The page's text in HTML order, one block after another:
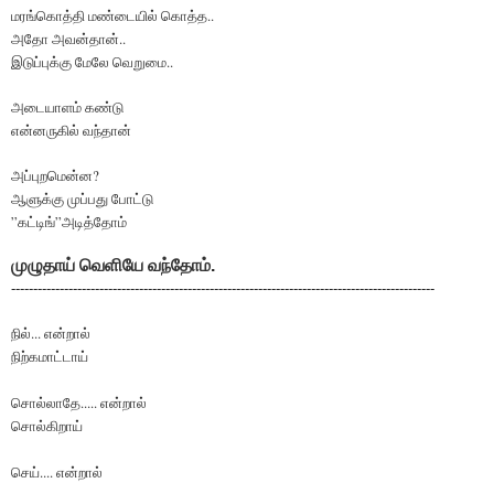
மரங்கொத்தி மண்டையில் கொத்த..
அதோ அவன்தான்..
இடுப்புக்கு மேலே வெறுமை..
அடையாளம் கண்டு
என்னருகில் வந்தான்
அப்புறமென்ன?
ஆளுக்கு முப்பது போட்டு
”கட்டிங்”அடித்தோம்
முழுதாய் வெளியே வந்தோம்.
------------------------------------------------------------------------------------------------
நில்... என்றால்
நிற்கமாட்டாய்
சொல்லாதே..... என்றால்
சொல்கிறாய்
செய்.... என்றால்